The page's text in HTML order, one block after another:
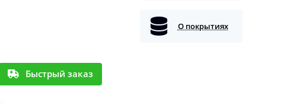
Быстрый заказ
О покрытиях